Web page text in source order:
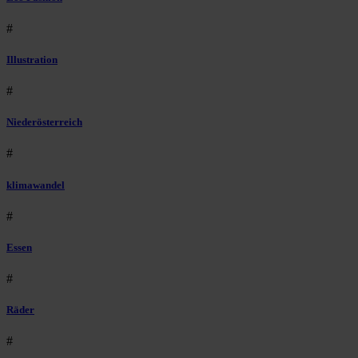
#
Illustration
#
Niederösterreich
#
klimawandel
#
Essen
#
Räder
#